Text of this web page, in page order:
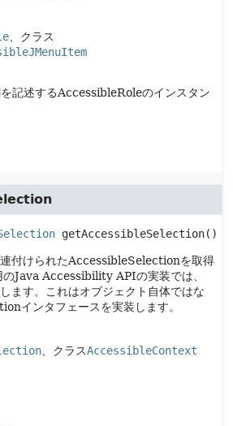
、クラス
記述するAccessibleRoleのインスタン
getAccessibleSelection()
連付けられたAccessibleSelectionを取得
のJava Accessibility APIの実装では、
ます。これはオブジェクト自体ではな
インタフェースを実装します。
、クラスAccessibleContext